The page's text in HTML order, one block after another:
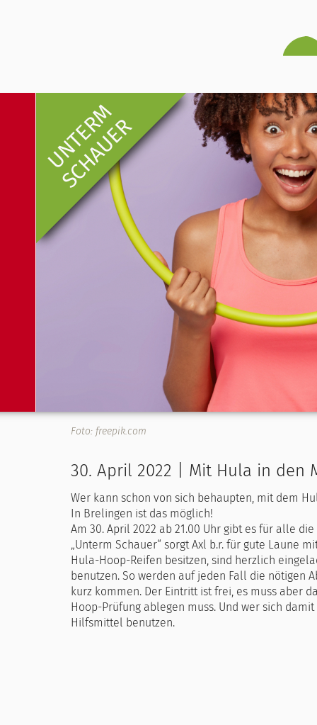
UNTERM
SCHAUER
Foto: freepik.com
30. April 2022 | Mit Hula in den
Wer kann schon von sich behaupten, mit dem
In Brelingen ist das möglich!
Am 30. April 2022 ab 21.00 Uhr gibt es für alle
„Unterm Schauer“ sorgt Axl b.r. für gute Laune
Hula-Hoop-Reifen besitzen, sind herzlich
benutzen. So werden auf jeden Fall die nötigen
kurz kommen. Der Eintritt ist frei, es muss aber
Hoop-Prüfung ablegen muss. Und wer sich
Hilfsmittel benutzen.